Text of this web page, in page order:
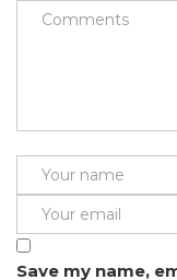
Save my name,